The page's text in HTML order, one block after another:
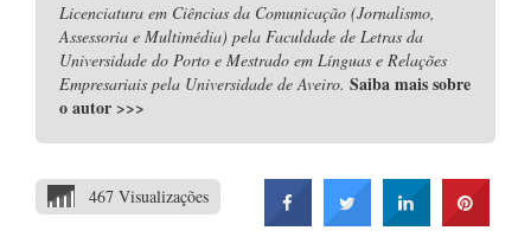
Licenciatura em Ciências da Comunicação (Jornalismo,
Assessoria e Multimédia) pela Faculdade de Letras da
Universidade do Porto e Mestrado em Línguas e Relações
Empresariais pela Universidade de Aveiro. Saiba mais sobre
o autor >>>
467 Visualizações